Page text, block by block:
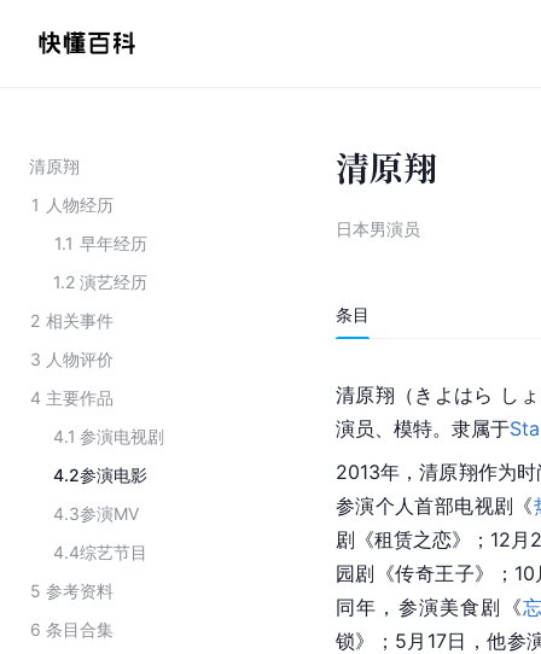
清原翔
1 人物经历
1.1 早年经历
1.2 演艺经历
2 相关事件
3 人物评价
4 主要作品
4.1 参演电视剧
4.2参演电影
4.3参演MV
4.4综艺节目
5 参考资料
6 条目合集
清原翔
日本男演员
条目
清原翔（きよはら し
演员、模特。隶属于
2013年，清原翔作为
参演个人首部电视剧《
剧《租赁之恋》；12
园剧《传奇王子》；
同年，参演美食剧《
锁》；5月17日，他参